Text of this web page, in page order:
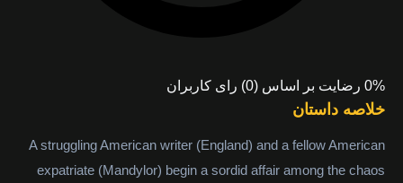
0% رضایت بر اساس (0) رای کاربران
خلاصه داستان
A struggling American writer (England) and a fellow American
expatriate (Mandylor) begin a sordid affair among the chaos